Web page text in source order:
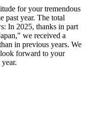
for your tremendous
past year. The total
In 2025, thanks in part
we received a
in previous years. We
forward to your